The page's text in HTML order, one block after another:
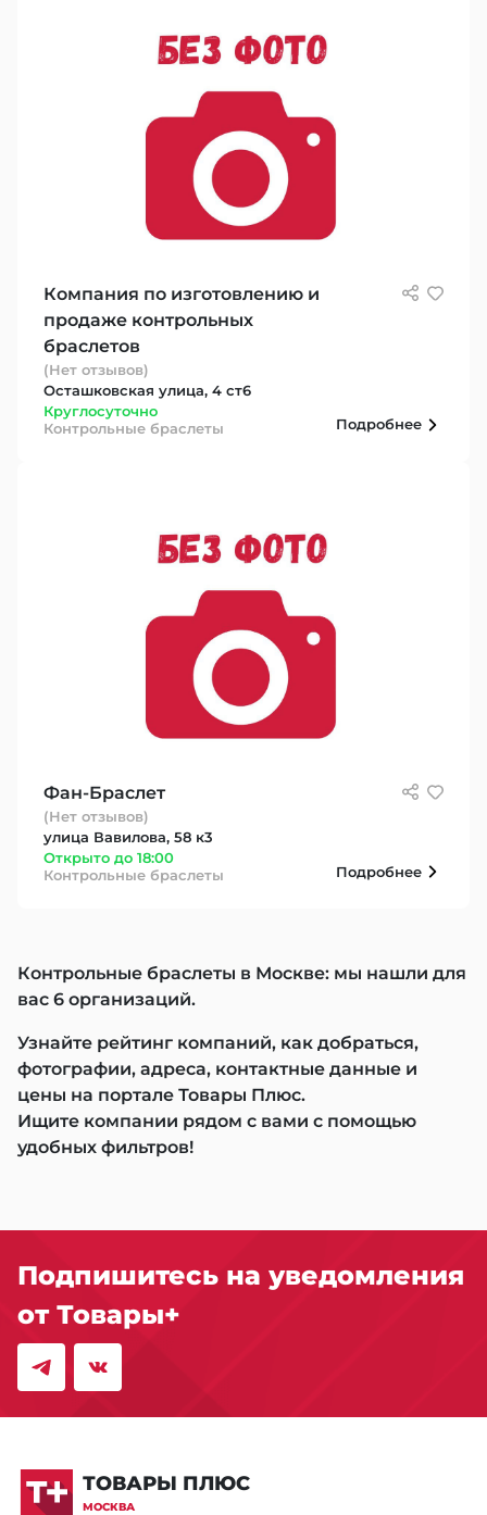
Компания по изготовлению и
продаже контрольных
браслетов
(Нет отзывов)
Осташковская улица, 4 ст6
Круглосуточно
Контрольные браслеты
Подробнее
Фан-Браслет
(Нет отзывов)
улица Вавилова, 58 к3
Открыто до 18:00
Контрольные браслеты
Подробнее
Контрольные браслеты в Москве: мы нашли для
вас 6 организаций.
Узнайте рейтинг компаний, как добраться,
фотографии, адреса, контактные данные и
цены на портале Товары Плюс.
Ищите компании рядом с вами с помощью
удобных фильтров!
Подпишитесь на уведомления
от Товары+
ТОВАРЫ ПЛЮС
МОСКВА